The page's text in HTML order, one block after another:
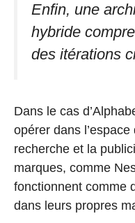
Enfin, une
hybride
des itérations
Dans le cas
opérer dans
recherche et la
marques, comme
fonctionnent comme
dans leurs propres